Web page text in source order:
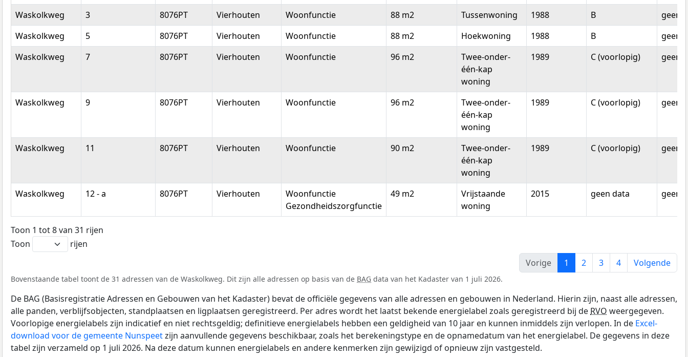
Waskolkweg 3 8076PT Vierhouten Woonfunctie 88 m2 Tussenwoning 1988 B
geen
Waskolkweg
5 8076PT Vierhouten Woonfunctie 88 m2 Hoekwoning 1988 B
geen
Waskolkweg
7 8076PT Vierhouten Woonfunctie 96 m2
Twee-onder-
één-kap
woning
1989 C (voorlopig) geen
Waskolkweg 9 8076PT Vierhouten Woonfunctie 96 m2
Twee-onder-
één-kap
woning
1989 C (voorlopig) geen
Waskolkweg 11 8076PT Vierhouten Woonfunctie 90 m2
Twee-onder-
één-kap
woning
1989 C (voorlopig) geen
Waskolkweg 12 - a 8076PT Vierhouten
Woonfunctie
Gezondheidszorgfunctie
49 m2
Vrijstaande
woning
2015 geen data geen
Toon 1 tot 8 van 31 rijen
Toon
rijen
Vorige
1 2 3 4 Volgende
Bovenstaande tabel toont de 31 adressen van de Waskolkweg. Dit zijn alle adressen op basis van de BAG data van het Kadaster van 1 juli 2026.
De BAG (Basisregistratie Adressen en Gebouwen van het Kadaster) bevat de officiële gegevens van alle adressen en gebouwen in Nederland. Hierin zijn, naast alle adressen,
alle panden, verblijfsobjecten, standplaatsen en ligplaatsen geregistreerd. Per adres wordt het laatst bekende energielabel zoals geregistreerd bij de RVO weergegeven.
Voorlopige energielabels zijn indicatief en niet rechtsgeldig; definitieve energielabels hebben een geldigheid van 10 jaar en kunnen inmiddels zijn verlopen. In de Excel-
download voor de gemeente Nunspeetzijn aanvullende gegevens beschikbaar, zoals het berekeningstype en de opnamedatum van het energielabel. De gegevens in deze
tabel zijn verzameld op 1 juli 2026. Na deze datum kunnen energielabels en andere kenmerken zijn gewijzigd of opnieuw zijn vastgesteld.